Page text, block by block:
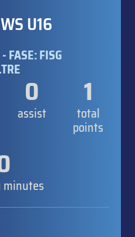
U16
FASE: FISG
0
assist
1
total
points